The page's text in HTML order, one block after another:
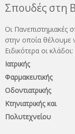
Σπουδές στη
Οι Πανεπιστημιακές
στην οποία
Ειδικότερα οι κλάδοι:
Ιατρικής
Φαρμακευτικής
Οδοντιατρικής
Κτηνιατρικής και
Πολυτεχνείου